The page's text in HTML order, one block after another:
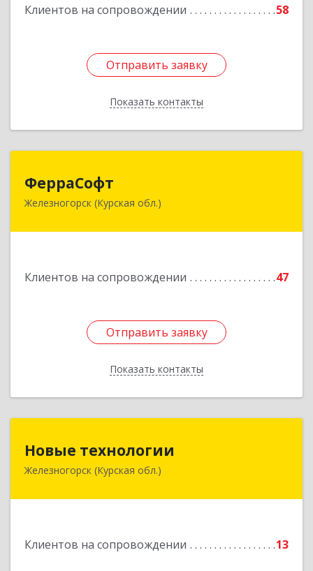
Клиентов на сопровождении 58
Отправить заявку
Показать контакты
Отправить заявку
Назад
ФерраСофт
Железногорск (Курская обл.)
Клиентов на сопровождении 47
Отправить заявку
Показать контакты
307179, Курская обл, Железногорск г, Ленина ул,
Отправить заявку
Назад
Новые технологии
Железногорск (Курская обл.)
Клиентов на сопровождении 13
307170, Курская обл, Железногорский р-н,
Подробнее